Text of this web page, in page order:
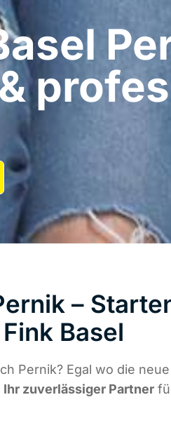
–
Basel
Pernik? Egal wo die
Ihr zuverlässiger Partner